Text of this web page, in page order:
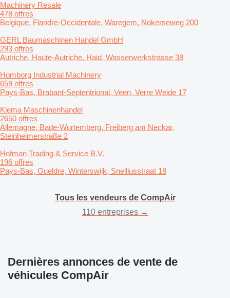
Machinery Resale
478 offres
Belgique, Flandre-Occidentale, Waregem, Nokerseweg 200
GERL Baumaschinen Handel GmbH
293 offres
Autriche, Haute-Autriche, Haid, Wasserwerkstrasse 38
Homborg Industrial Machinery
659 offres
Pays-Bas, Brabant-Septentrional, Veen, Verre Weide 17
Klema Maschinenhandel
2650 offres
Allemagne, Bade-Wurtemberg, Freiberg am Neckar,
Steinheimerstraße 2
Hofman Trading & Service B.V.
196 offres
Pays-Bas, Gueldre, Winterswijk, Snelliusstraat 18
Tous les vendeurs de CompAir
110 entreprises →
Dernières annonces de vente de
véhicules CompAir